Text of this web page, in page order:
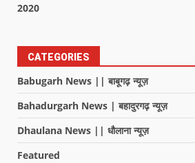
2020
CATEGORIES
Babugarh News || बाबूगढ़ न्यूज़
Bahadurgarh News | बहादुरगढ़ न्यूज़
Dhaulana News || धौलाना न्यूज़
Featured